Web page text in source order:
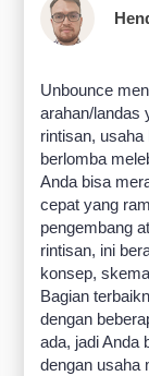
Unbounce
arahan/landas
rintisan,
berlomba
Anda bisa
cepat yang
pengembang
rintisan, ini
konsep,
Bagian
dengan
ada, jadi Anda
dengan usaha